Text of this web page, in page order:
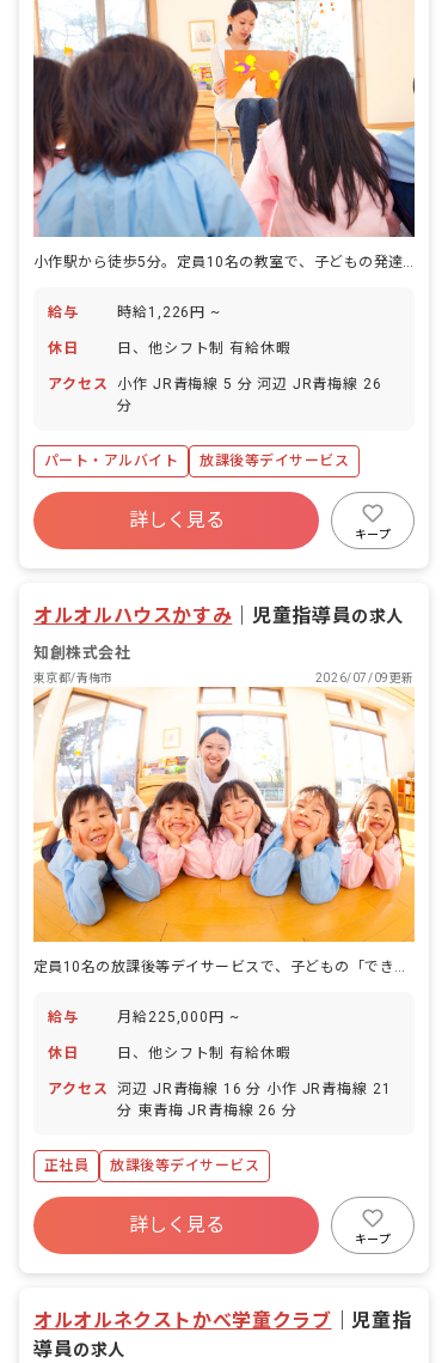
小作駅から徒歩5分。定員10名の教室で、子どもの発達を支える仕事を始めませんか。
給与 時給1,226円 ~
休日 日、他シフト制 有給休暇
アクセス
小作 JR青梅線 5 分 河辺 JR青梅線 26
分
パート・アルバイト 放課後等デイサービス
詳しく見る
キープ
オルオルハウスかすみ ｜児童指導員の求人
知創株式会社
東京都/青梅市 2026/07/09更新
定員10名の放課後等デイサービスで、子どもの「できた」の瞬間に立ち会う仕事です。
給与 月給225,000円 ~
休日 日、他シフト制 有給休暇
アクセス
河辺 JR青梅線 16 分 小作 JR青梅線 21
分 東青梅 JR青梅線 26 分
正社員 放課後等デイサービス
詳しく見る
キープ
オルオルネクストかべ学童クラブ ｜児童指
導員の求人